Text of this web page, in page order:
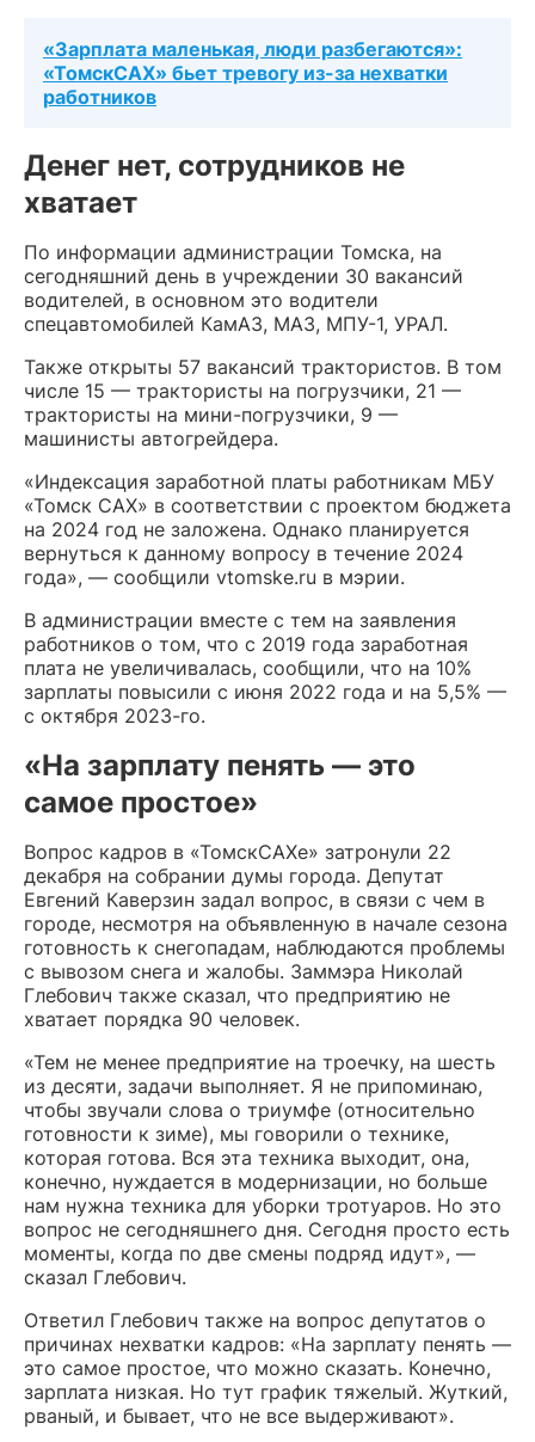
«Зарплата маленькая, люди разбегаются»:
«ТомскСАХ» бьет тревогу из-за нехватки
работников
Денег нет, сотрудников не
хватает
По информации администрации Томска, на
сегодняшний день в учреждении 30 вакансий
водителей, в основном это водители
спецавтомобилей КамАЗ, МАЗ, МПУ-1, УРАЛ.
Также открыты 57 вакансий трактористов. В том
числе 15 — трактористы на погрузчики, 21 —
трактористы на мини-погрузчики, 9 —
машинисты автогрейдера.
«Индексация заработной платы работникам МБУ
«Томск САХ» в соответствии с проектом бюджета
на 2024 год не заложена. Однако планируется
вернуться к данному вопросу в течение 2024
года», — сообщили vtomske.ru в мэрии.
В администрации вместе с тем на заявления
работников о том, что с 2019 года заработная
плата не увеличивалась, сообщили, что на 10%
зарплаты повысили с июня 2022 года и на 5,5% —
с октября 2023-го.
«На зарплату пенять — это
самое простое»
Вопрос кадров в «ТомскСАХе» затронули 22
декабря на собрании думы города. Депутат
Евгений Каверзин задал вопрос, в связи с чем в
городе, несмотря на объявленную в начале сезона
готовность к снегопадам, наблюдаются проблемы
с вывозом снега и жалобы. Заммэра Николай
Глебович также сказал, что предприятию не
хватает порядка 90 человек.
«Тем не менее предприятие на троечку, на шесть
из десяти, задачи выполняет. Я не припоминаю,
чтобы звучали слова о триумфе (относительно
готовности к зиме), мы говорили о технике,
которая готова. Вся эта техника выходит, она,
конечно, нуждается в модернизации, но больше
нам нужна техника для уборки тротуаров. Но это
вопрос не сегодняшнего дня. Сегодня просто есть
моменты, когда по две смены подряд идут», —
сказал Глебович.
Ответил Глебович также на вопрос депутатов о
причинах нехватки кадров: «На зарплату пенять —
это самое простое, что можно сказать. Конечно,
зарплата низкая. Но тут график тяжелый. Жуткий,
рваный, и бывает, что не все выдерживают».